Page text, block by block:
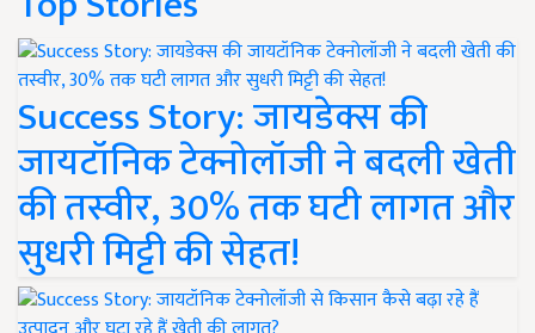
Success Story: जायडेक्स की
जायटॉनिक टेक्नोलॉजी ने बदली खेती
की तस्वीर, 30% तक घटी लागत और
सुधरी मिट्टी की सेहत!